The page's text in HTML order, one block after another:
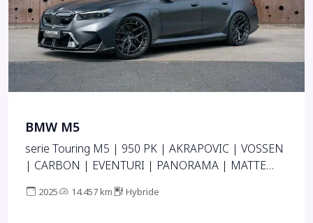
BMW M5
serie Touring M5 | 950 PK | AKRAPOVIC | VOSSEN
| CARBON | EVENTURI | PANORAMA | MATTE
2025 14.457 km Hybride